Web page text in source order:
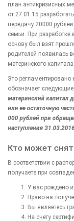
план антикризисных
от 27.01.15
передачу 20000
семьи. При разработке
основу был взят
родителей появилась
материнского
Это
обозначает
материнский капитал
или ее остаточную
000 рублей при
наступления
Кто может
В соответствии с
получаете при
У вас рождено
Право на
Вы являетесь
На счету